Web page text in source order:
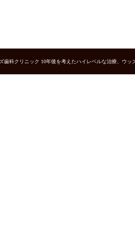
歯科クリニック 10年後を考えたハイレベルな治療、ウ